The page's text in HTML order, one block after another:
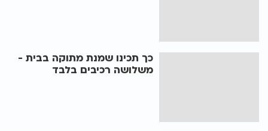
כך תכינו שמנת מתוקה בבית -
משלושה רכיבים בלבד